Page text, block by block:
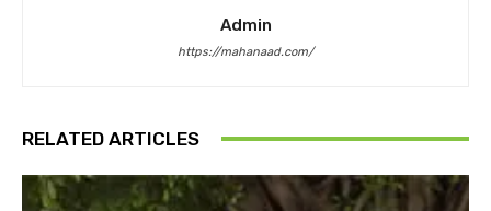
Admin
https://mahanaad.com/
RELATED ARTICLES